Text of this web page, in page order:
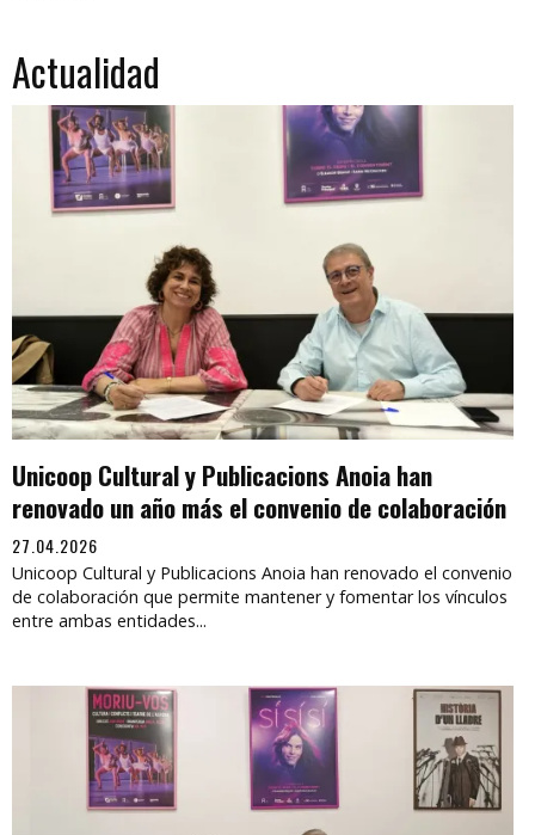
Actualidad
Unicoop Cultural y Publicacions Anoia han
renovado un año más el convenio de colaboración
27.04.2026
Unicoop Cultural y Publicacions Anoia han renovado el convenio
de colaboración que permite mantener y fomentar los vínculos
entre ambas entidades...